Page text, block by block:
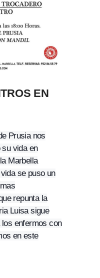
EN
Prusia nos
su vida en
Marbella
se puso un
repunta la
Luisa sigue
enfermos con
en este